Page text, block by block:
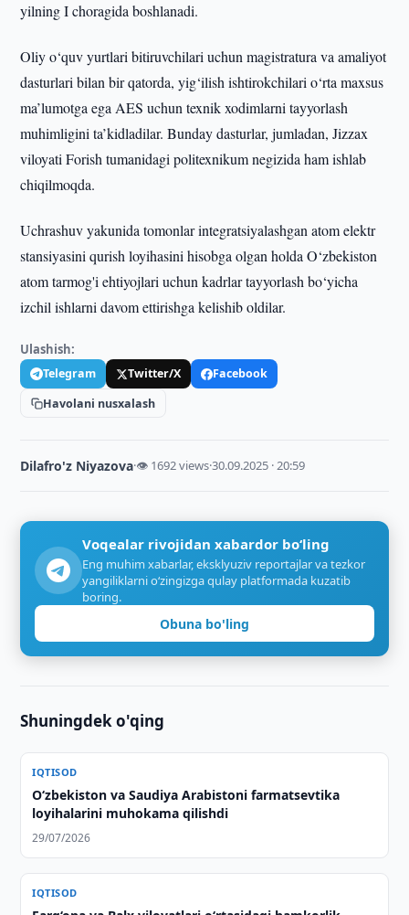
yilning I choragida boshlanadi.
Oliy o‘quv yurtlari bitiruvchilari uchun magistratura va amaliyot
dasturlari bilan bir qatorda, yig‘ilish ishtirokchilari o‘rta maxsus
ma’lumotga ega AES uchun texnik xodimlarni tayyorlash
muhimligini ta’kidladilar. Bunday dasturlar, jumladan, Jizzax
viloyati Forish tumanidagi politexnikum negizida ham ishlab
chiqilmoqda.
Uchrashuv yakunida tomonlar integratsiyalashgan atom elektr
stansiyasini qurish loyihasini hisobga olgan holda O‘zbekiston
atom tarmog'i ehtiyojlari uchun kadrlar tayyorlash bo‘yicha
izchil ishlarni davom ettirishga kelishib oldilar.
Ulashish:
Telegram Twitter/X
Facebook
Havolani nusxalash
Dilafro'z Niyazova·👁 1692 views·30.09.2025 · 20:59
Voqealar rivojidan xabardor bo‘ling
Eng muhim xabarlar, eksklyuziv reportajlar va tezkor
yangiliklarni o‘zingizga qulay platformada kuzatib
boring.
Obuna bo'ling
Shuningdek o'qing
IQTISOD
Oʻzbekiston va Saudiya Arabistoni farmatsevtika
loyihalarini muhokama qilishdi
29/07/2026
IQTISOD